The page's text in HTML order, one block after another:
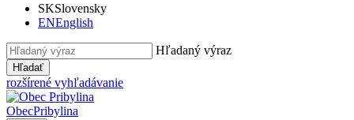
SKSlovensky
ENEnglish
Hľadaný výraz
Hľadať
rozšírené vyhľadávanie
ObecPribylina